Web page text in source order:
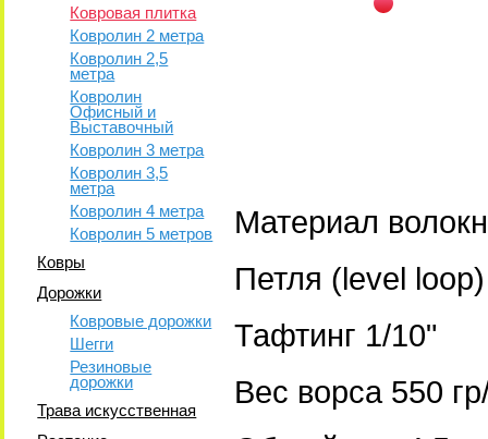
Ковровая плитка
Ковролин 2 метра
Ковролин 2,5
метра
Ковролин
Офисный и
Выставочный
Ковролин 3 метра
Ковролин 3,5
метра
Ковролин 4 метра
Ковролин 5 метров
Ковры
Дорожки
Ковровые дорожки
Шегги
Резиновые
дорожки
Трава искусственная
Материал
Петля (level
Тафтинг 1/10"
Вес ворса 550